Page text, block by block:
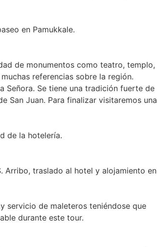
en Pamukkale.
de monumentos como teatro, templo,
referencias sobre la región.
Señora. Se tiene una tradición fuerte de
San Juan. Para finalizar visitaremos una
de la hotelería.
Arribo, traslado al hotel y alojamiento en
servicio de maleteros teniéndose que
durante este tour.